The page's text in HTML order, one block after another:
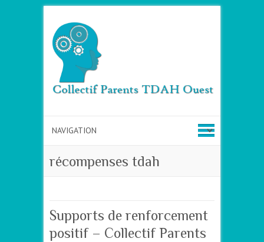
récompenses tdah
Supports de renforcement
positif – Collectif Parents